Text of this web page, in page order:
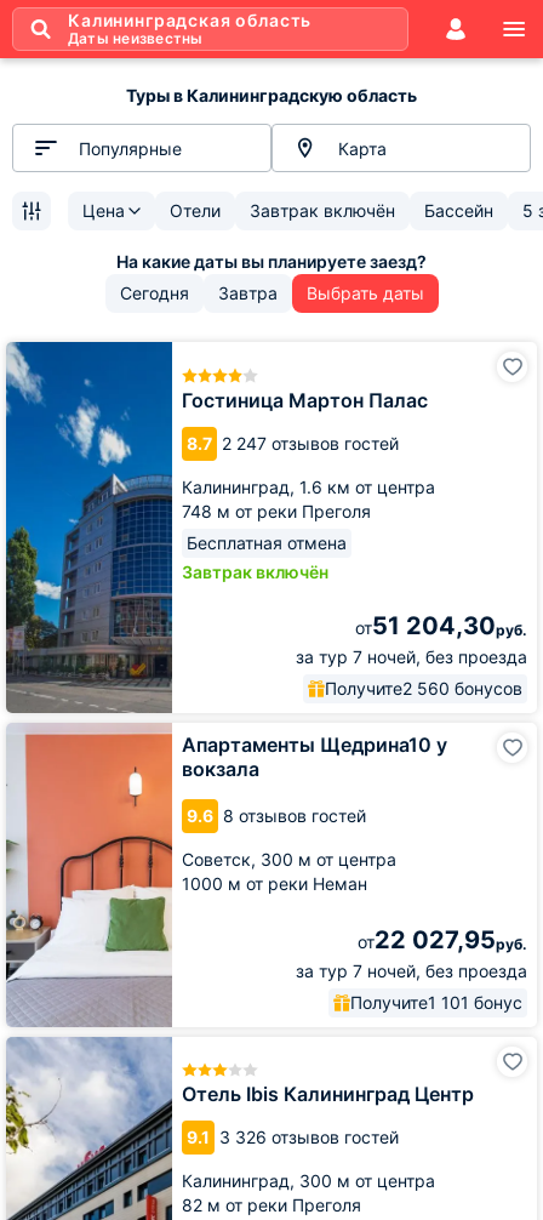
Калининградская область
Даты неизвестны
Туры в Калининградскую область
Популярные Карта
Цена Отели Завтрак включён Бассейн 5
Сегодня Завтра Выбрать даты
Гостиница Мартон Палас
8.7 2 247 отзывов гостей
Калининград, 1.6 км от центра
748 м от реки Преголя
Бесплатная отмена
Завтрак включён
от51 204,30руб.
за тур 7 ночей, без проезда
Получите2 560 бонусов
Гостиница
Мартон
Палас
Апартаменты Щедрина10 у
вокзала
9.6 8 отзывов гостей
Советск, 300 м от центра
1000 м от реки Неман
от22 027,95руб.
за тур 7 ночей, без проезда
Получите1 101 бонус
Апартаменты
Отель Ibis Калининград Центр
9.1 3 326 отзывов гостей
Калининград, 300 м от центра
82 м от реки Преголя
Отель
Ibis
Калининград
Центр